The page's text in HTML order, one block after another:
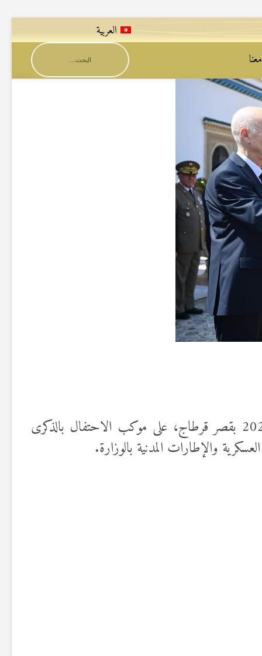
العربية
أشرف رئيس الجمهورية قيس سعيد، القائد الأعلى للقوات المسلحة، صباح اليوم الثلاثاء 24 جوان 2025 بقصر قرطاج، على موكب الاحتفال بالذكرى
والإطارات المدنية بالوزارة.